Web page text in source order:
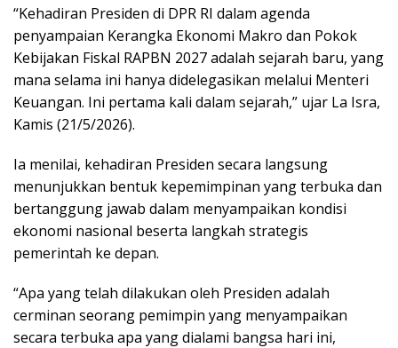
“Kehadiran Presiden di DPR RI dalam agenda
penyampaian Kerangka Ekonomi Makro dan Pokok
Kebijakan Fiskal RAPBN 2027 adalah sejarah baru, yang
mana selama ini hanya didelegasikan melalui Menteri
Keuangan. Ini pertama kali dalam sejarah,” ujar La Isra,
Kamis (21/5/2026).
Ia menilai, kehadiran Presiden secara langsung
menunjukkan bentuk kepemimpinan yang terbuka dan
bertanggung jawab dalam menyampaikan kondisi
ekonomi nasional beserta langkah strategis
pemerintah ke depan.
“Apa yang telah dilakukan oleh Presiden adalah
cerminan seorang pemimpin yang menyampaikan
secara terbuka apa yang dialami bangsa hari ini,